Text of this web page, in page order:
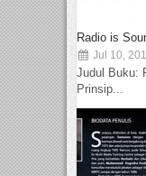
Radio is
Jul 10,
Judul Buku:
Prinsip...